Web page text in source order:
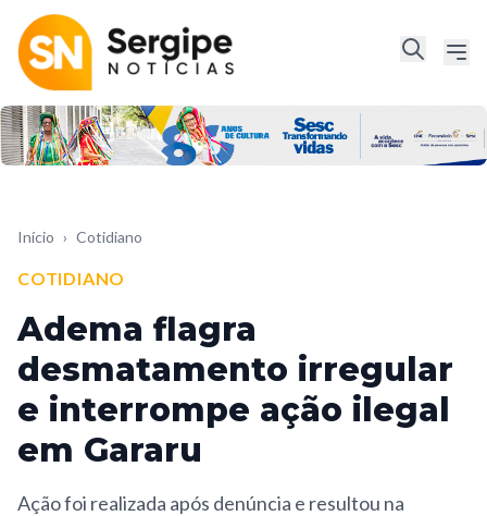
Início › Cotidiano
COTIDIANO
Adema flagra
desmatamento irregular
e interrompe ação ilegal
em Gararu
Ação foi realizada após denúncia e resultou na